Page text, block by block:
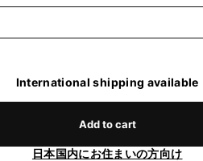
International shipping available
Add to cart
日本国内にお住まいの方向け